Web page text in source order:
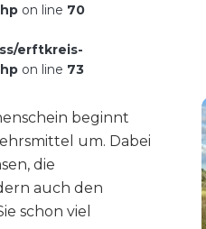
on line 70
erftkreis-
on line 73
beginnt
um. Dabei
die
auch den
schon viel